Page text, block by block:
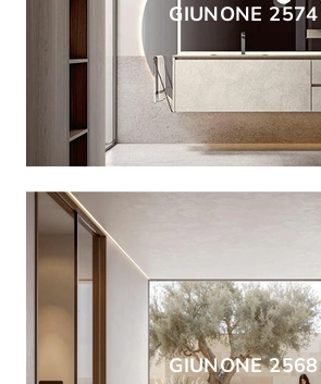
GIUNONE 2574
GIUNONE 2568